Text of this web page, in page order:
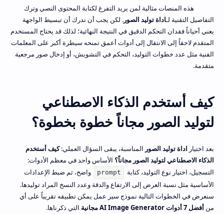
هذه المنصات مثالية لمن يريد التفرغ لكتابة المحتوى النصي وترك
التفاصيل التقنية لـاداة توليد الصور . لكن يجب أن ندرك أن تبسيط الواجهة
يعني أحياناً فقدان التحكم الدقيق في النتيجة النهائية؛ لذلك قد يحتاج المستخدم
المتقدم لاحقاً إلى الانتقال إلى أدوات أعمق تمنحه سيطرة أكبر على المعلمات
الفنية مثل عدد خطوات التوليد، التحكم في التشويش، أو إدخال صور مرجعية
متقدمة.
كيف أستخدم الذكاء الاصطناعي
لتوليد الصور مجاناً خطوة بخطوة؟
بعد اختيار اداة توليد الصور المناسبة، يبقى السؤال العملي:كيف أستخدم
الذكاء الاصطناعي لتوليد الصور مجاناً؟ الأساس واحد في معظم الأدوات:
التسجيل، اختيار نوع التوليد، كتابة
prompt
واضح، ثم ضبط الإعدادات
الأساسية مثل نسبة العرض إلى الارتفاع والدقة وعدد النسخ المراد توليدها.
سنعرض في الخطوات التالية نموذج سير عمل يمكن تطبيقه تقريباً على أي
من أفضل 7 أدوات AI Image Generator مجانية التي ذكرناها.